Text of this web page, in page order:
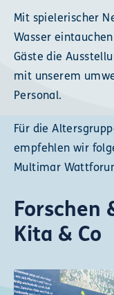
Mit spielerischer
Wasser
Gäste die
mit unserem
Personal.
Für die
empfehlen wir
Multimar
Forschen
Kita & Co